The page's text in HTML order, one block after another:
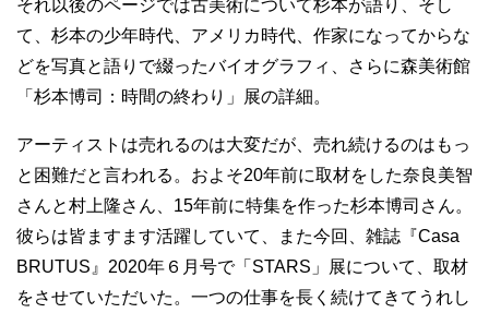
それ以後のページでは古美術について杉本が語り、そし
て、杉本の少年時代、アメリカ時代、作家になってからな
どを写真と語りで綴ったバイオグラフィ、さらに森美術館
「杉本博司：時間の終わり」展の詳細。
アーティストは売れるのは大変だが、売れ続けるのはもっ
と困難だと言われる。およそ20年前に取材をした奈良美智
さんと村上隆さん、15年前に特集を作った杉本博司さん。
彼らは皆ますます活躍していて、また今回、雑誌『Casa
BRUTUS』2020年６月号で「STARS」展について、取材
をさせていただいた。一つの仕事を長く続けてきてうれし